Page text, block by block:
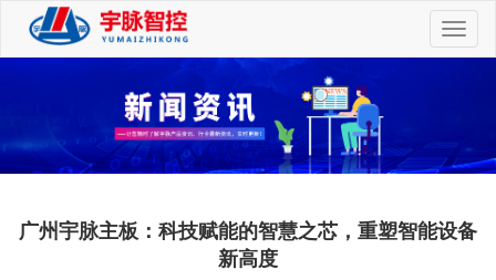
切
换
广州宇脉主板：科技赋能的智慧之芯，重塑智能设备
新高度